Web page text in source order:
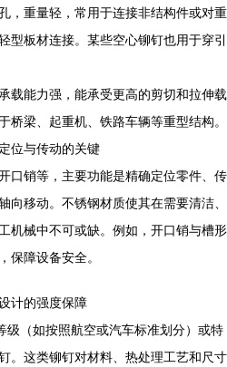
，重量轻，常用于连接非结构件或对重
型板材连接。某些空心铆钉也用于穿引
载能力强，能承受更高的剪切和拉伸载
桥梁、起重机、铁路车辆等重型结构。
位与传动的关键
口销等，主要功能是精确定位零件、传
向移动。不锈钢材质使其在需要清洁、
机械中不可或缺。例如，开口销与槽形
保障设备安全。
计的强度保障
级（如按照航空或汽车标准划分）或特
。这类铆钉对材料、热处理工艺和尺寸